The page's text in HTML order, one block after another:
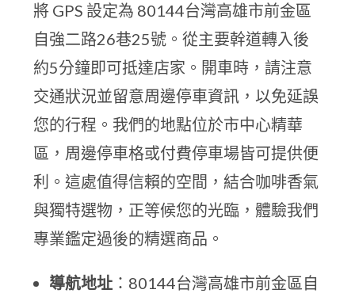
將 GPS 設定為 80144台灣高雄市前金區
自強二路26巷25號。從主要幹道轉入後
約5分鐘即可抵達店家。開車時，請注意
交通狀況並留意周邊停車資訊，以免延誤
您的行程。我們的地點位於市中心精華
區，周邊停車格或付費停車場皆可提供便
利。這處值得信賴的空間，結合咖啡香氣
與獨特選物，正等候您的光臨，體驗我們
專業鑑定過後的精選商品。
導航地址 ：80144台灣高雄市前金區自